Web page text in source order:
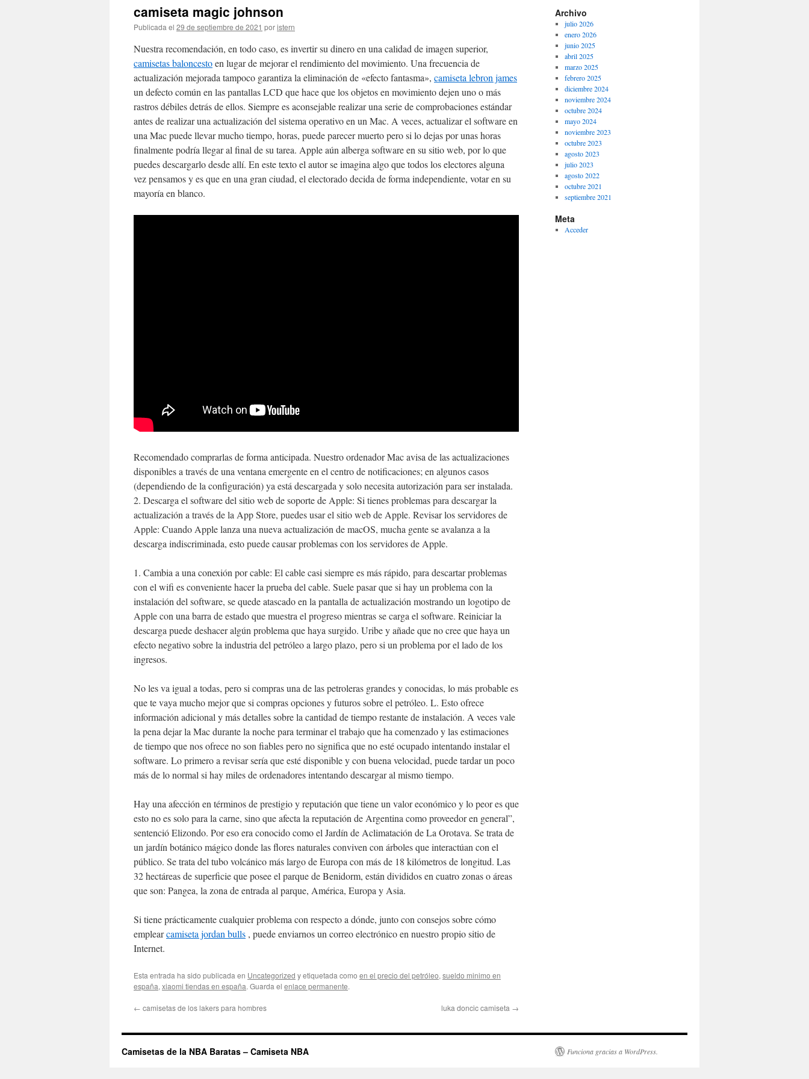
camiseta magic johnson
Publicada el 29 de septiembre de 2021 poristern
Nuestra recomendación, en todo caso, es invertir su dinero en una calidad de imagen superior,
camisetas baloncestoen lugar de mejorar el rendimiento del movimiento. Una frecuencia de
actualización mejorada tampoco garantiza la eliminación de «efecto fantasma», camiseta lebron james
un defecto común en las pantallas LCD que hace que los objetos en movimiento dejen uno o más
rastros débiles detrás de ellos. Siempre es aconsejable realizar una serie de comprobaciones estándar
antes de realizar una actualización del sistema operativo en un Mac. A veces, actualizar el software en
una Mac puede llevar mucho tiempo, horas, puede parecer muerto pero si lo dejas por unas horas
finalmente podría llegar al final de su tarea. Apple aún alberga software en su sitio web, por lo que
puedes descargarlo desde allí. En este texto el autor se imagina algo que todos los electores alguna
vez pensamos y es que en una gran ciudad, el electorado decida de forma independiente, votar en su
mayoría en blanco.
Recomendado comprarlas de forma anticipada. Nuestro ordenador Mac avisa de las actualizaciones
disponibles a través de una ventana emergente en el centro de notificaciones; en algunos casos
(dependiendo de la configuración) ya está descargada y solo necesita autorización para ser instalada.
2. Descarga el software del sitio web de soporte de Apple: Si tienes problemas para descargar la
actualización a través de la App Store, puedes usar el sitio web de Apple. Revisar los servidores de
Apple: Cuando Apple lanza una nueva actualización de macOS, mucha gente se avalanza a la
descarga indiscriminada, esto puede causar problemas con los servidores de Apple.
1. Cambia a una conexión por cable: El cable casi siempre es más rápido, para descartar problemas
con el wifi es conveniente hacer la prueba del cable. Suele pasar que si hay un problema con la
instalación del software, se quede atascado en la pantalla de actualización mostrando un logotipo de
Apple con una barra de estado que muestra el progreso mientras se carga el software. Reiniciar la
descarga puede deshacer algún problema que haya surgido. Uribe y añade que no cree que haya un
efecto negativo sobre la industria del petróleo a largo plazo, pero si un problema por el lado de los
ingresos.
No les va igual a todas, pero si compras una de las petroleras grandes y conocidas, lo más probable es
que te vaya mucho mejor que si compras opciones y futuros sobre el petróleo. L. Esto ofrece
información adicional y más detalles sobre la cantidad de tiempo restante de instalación. A veces vale
la pena dejar la Mac durante la noche para terminar el trabajo que ha comenzado y las estimaciones
de tiempo que nos ofrece no son fiables pero no significa que no esté ocupado intentando instalar el
software. Lo primero a revisar sería que esté disponible y con buena velocidad, puede tardar un poco
más de lo normal si hay miles de ordenadores intentando descargar al mismo tiempo.
Hay una afección en términos de prestigio y reputación que tiene un valor económico y lo peor es que
esto no es solo para la carne, sino que afecta la reputación de Argentina como proveedor en general”,
sentenció Elizondo. Por eso era conocido como el Jardín de Aclimatación de La Orotava. Se trata de
un jardín botánico mágico donde las flores naturales conviven con árboles que interactúan con el
público. Se trata del tubo volcánico más largo de Europa con más de 18 kilómetros de longitud. Las
32 hectáreas de superficie que posee el parque de Benidorm, están divididos en cuatro zonas o áreas
que son: Pangea, la zona de entrada al parque, América, Europa y Asia.
Si tiene prácticamente cualquier problema con respecto a dónde, junto con consejos sobre cómo
emplearcamiseta jordan bulls , puede enviarnos un correo electrónico en nuestro propio sitio de
Internet.
Esta entrada ha sido publicada en Uncategorized y etiquetada como en el precio del petróleo, sueldo minimo en
españa, xiaomi tiendas en españa. Guarda el enlace permanente.
← camisetas de los lakers para hombres luka doncic camiseta →
Archivo
julio 2026
enero 2026
junio 2025
abril 2025
marzo 2025
febrero 2025
diciembre 2024
noviembre 2024
octubre 2024
mayo 2024
noviembre 2023
octubre 2023
agosto 2023
julio 2023
agosto 2022
octubre 2021
septiembre 2021
Meta
Acceder
Camisetas de la NBA Baratas – Camiseta NBA Funciona gracias a WordPress.